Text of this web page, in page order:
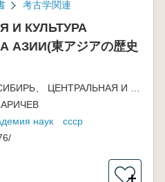
考古学関連
И КУЛЬТУРА
АЗИИ(東アジアの歴史
наук ссср
＋